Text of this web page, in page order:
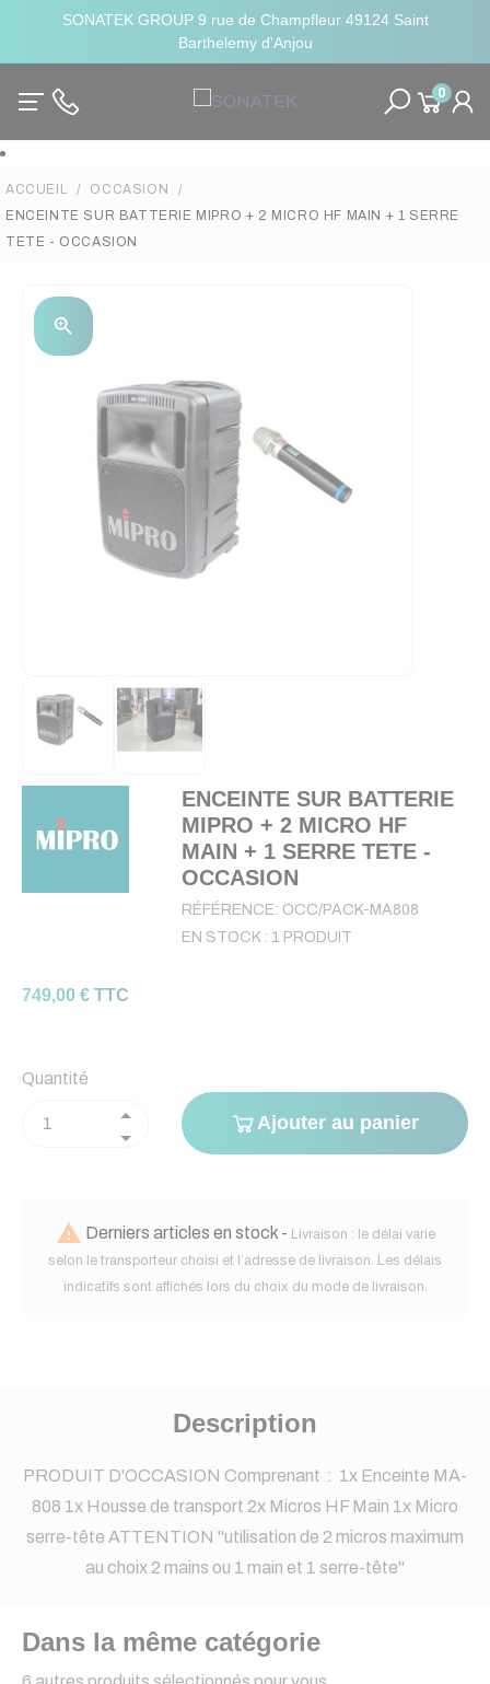
SONATEK GROUP 9 rue de Champfleur 49124 Saint
Barthelemy d'Anjou
0
ACCUEIL
OCCASION
ENCEINTE SUR BATTERIE MIPRO + 2 MICRO HF MAIN + 1 SERRE
TETE - OCCASION
zoom_in
ENCEINTE SUR BATTERIE
MIPRO + 2 MICRO HF
MAIN + 1 SERRE TETE -
OCCASION
RÉFÉRENCE: OCC/PACK-MA808
EN STOCK : 1 PRODUIT
749,00 € TTC
Quantité
Ajouter au panier
 Derniers articles en stock - Livraison : le délai varie
selon le transporteur choisi et l’adresse de livraison. Les délais
indicatifs sont affichés lors du choix du mode de livraison.
Description
PRODUIT D'OCCASION Comprenant : 1x Enceinte MA-
808 1x Housse de transport 2x Micros HF Main 1x Micro
serre-tête ATTENTION "utilisation de 2 micros maximum
au choix 2 mains ou 1 main et 1 serre-tête"
Dans la même catégorie